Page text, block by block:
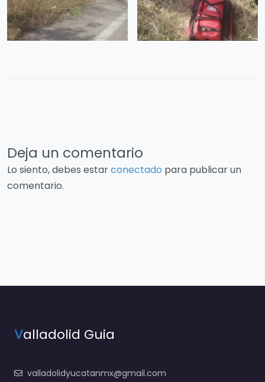
Deja un comentario
Lo siento, debes estarconectado para publicar un
comentario.
Valladolid Guia
valladolidyucatanmx@gmail.com